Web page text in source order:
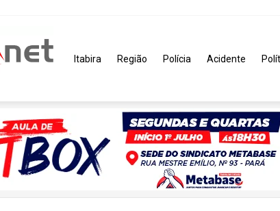
Itabira Região Polícia Acidente